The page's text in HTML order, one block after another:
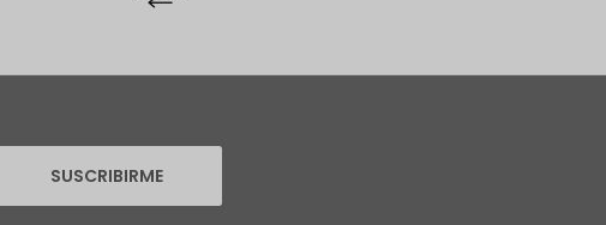
SUSCRIBIRME